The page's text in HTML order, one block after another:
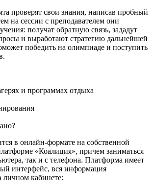
проверят свои знания, написав пробный
на сессии с преподавателем они
получат обратную связь, зададут
и выработают стратегию дальнейшей
победить на олимпиаде и поступить
и программах отдыха
в онлайн-формате на собственной
«Коалиция», причем заниматься
так и с телефона. Платформа имеет
интерфейс, вся информация
личном кабинете: